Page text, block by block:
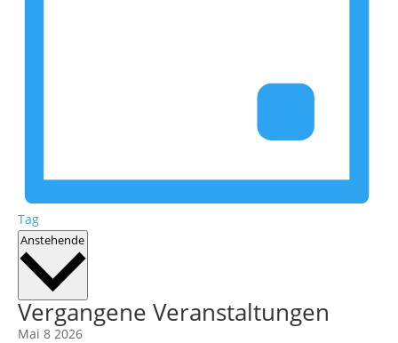
Tag
Anstehende
Vergangene Veranstaltungen
Mai 8 2026